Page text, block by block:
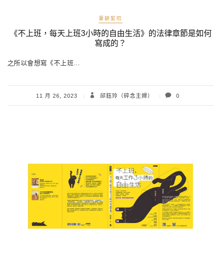
筆耕絮叨
《不上班，每天上班3小時的自由生活》的法律章節是如何
寫成的？
之所以會想寫《不上班…
11 月 26, 2023 邱鈺玲（碎念主婦） 0